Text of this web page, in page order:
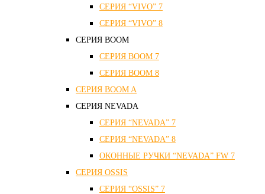
СЕРИЯ “VIVO” 7
СЕРИЯ “VIVO” 8
СЕРИЯ ВOOM
СЕРИЯ ВOOM 7
СЕРИЯ ВOOM 8
СЕРИЯ ВOOM A
СЕРИЯ NEVADA
СЕРИЯ “NEVADA” 7
СЕРИЯ “NEVADA” 8
ОКОННЫЕ РУЧКИ “NEVADA” FW 7
СЕРИЯ OSSIS
СЕРИЯ “OSSIS” 7